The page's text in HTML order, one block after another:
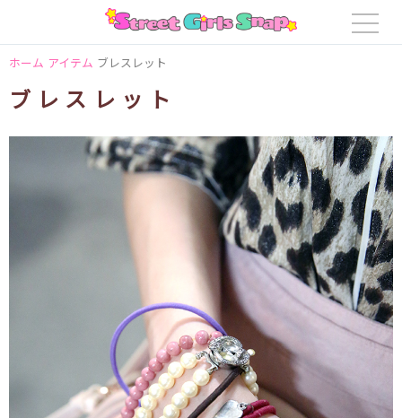
ホーム アイテム ブレスレット
ブレスレット